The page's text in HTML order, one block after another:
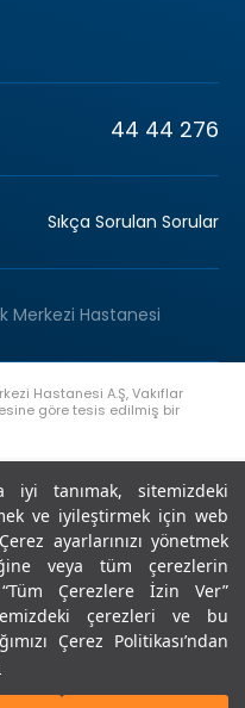
iyi tanımak, sitemizdeki
ve iyileştirmek için web
ayarlarınızı yönetmek
veya tüm çerezlerin
Çerezlere İzin Ver”
çerezleri ve bu
Çerez Politikası’ndan
44 44 276
Sıkça Sorulan Sorular
Merkezi Hastanesi
Hastanesi A.Ş, Vakıflar
göre tesis edilmiş bir
+90 (262) 678 54 00
| 44 44 276